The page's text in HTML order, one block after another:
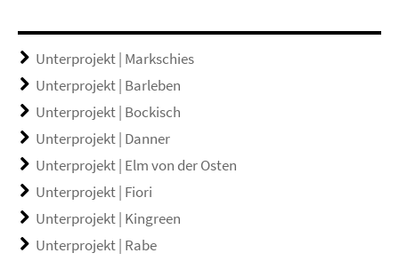
Unterprojekt | Markschies
Unterprojekt | Barleben
Unterprojekt | Bockisch
Unterprojekt | Danner
Unterprojekt | Elm von der Osten
Unterprojekt | Fiori
Unterprojekt | Kingreen
Unterprojekt | Rabe